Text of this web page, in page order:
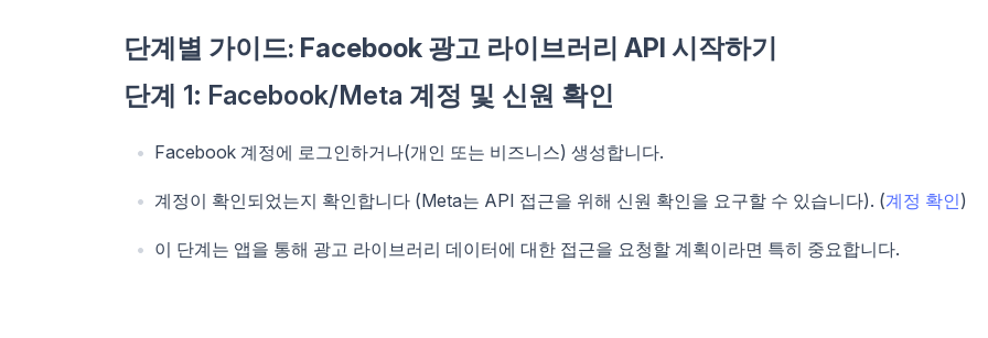
단계별 가이드: Facebook 광고 라이브러리 API 시작하기
단계 1: Facebook/Meta 계정 및 신원 확인
Facebook 계정에 로그인하거나(개인 또는 비즈니스) 생성합니다.
계정이 확인되었는지 확인합니다 (Meta는 API 접근을 위해 신원 확인을 요구할 수 있습니다). (계정 확인)
이 단계는 앱을 통해 광고 라이브러리 데이터에 대한 접근을 요청할 계획이라면 특히 중요합니다.